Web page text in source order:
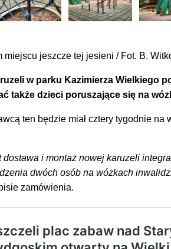
miejscu jeszcze tej jesieni / Fot. B.
w parku Kazimierza Wielkiego
także dzieci poruszające się na
ten będzie miał cztery tygodnie na
i montaż nowej karuzeli
dwóch osób na wózkach
zamówienia.